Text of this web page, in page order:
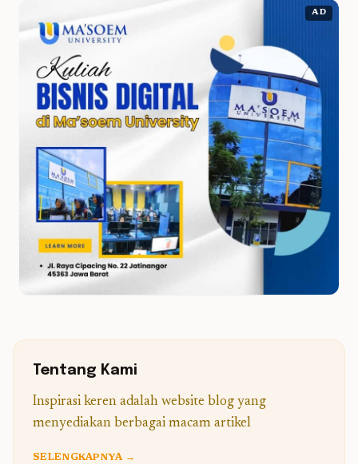
AD
Tentang Kami
Inspirasi keren adalah website blog yang
menyediakan berbagai macam artikel
SELENGKAPNYA →